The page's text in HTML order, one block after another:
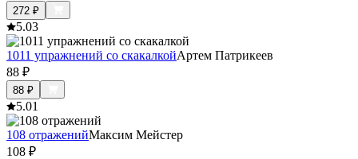
272 ₽
5.03
1011 упражнений со скакалкойАртем Патрикеев
88 ₽
88 ₽
5.01
108 отраженийМаксим Мейстер
108 ₽